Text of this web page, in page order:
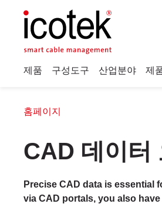
제품 구성도구 산업분야 제
홈페이지
CAD 데이터
Precise CAD data is essential
via CAD portals, you also